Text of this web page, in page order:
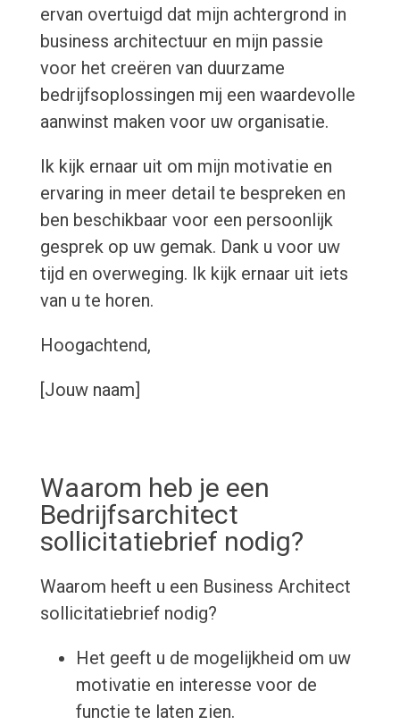
ervan overtuigd dat mijn achtergrond in
business architectuur en mijn passie
voor het creëren van duurzame
bedrijfsoplossingen mij een waardevolle
aanwinst maken voor uw organisatie.
Ik kijk ernaar uit om mijn motivatie en
ervaring in meer detail te bespreken en
ben beschikbaar voor een persoonlijk
gesprek op uw gemak. Dank u voor uw
tijd en overweging. Ik kijk ernaar uit iets
van u te horen.
Hoogachtend,
[Jouw naam]
Waarom heb je een
Bedrijfsarchitect
sollicitatiebrief nodig?
Waarom heeft u een Business Architect
sollicitatiebrief nodig?
Het geeft u de mogelijkheid om uw
motivatie en interesse voor de
functie te laten zien.